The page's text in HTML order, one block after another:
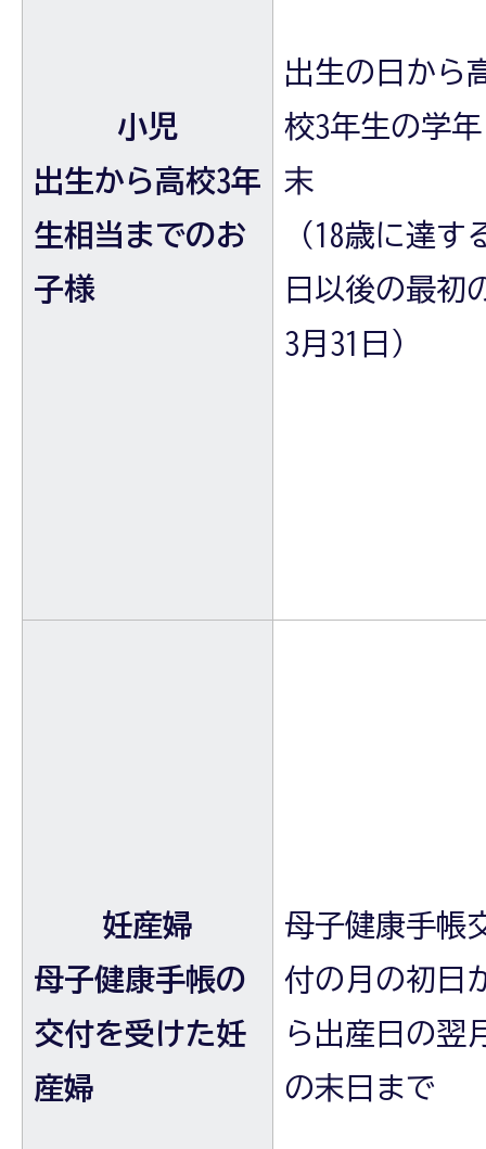
小児
出生から高校3年
生相当までのお
子様
出生の日から
校3年生の学年
末
（18歳に達す
日以後の最初
3月31日）
妊産婦
母子健康手帳の
交付を受けた妊
産婦
母子健康手帳
付の月の初日
ら出産日の翌
の末日まで